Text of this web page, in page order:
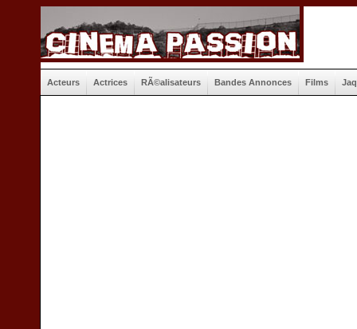
Acteurs Actrices RÃ©alisateurs Bandes Annonces Films